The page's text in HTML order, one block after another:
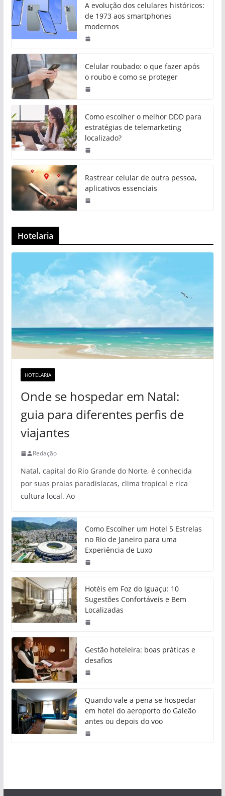
A evolução dos celulares históricos:
de 1973 aos smartphones
modernos
Celular roubado: o que fazer após
o roubo e como se proteger
Como escolher o melhor DDD para
estratégias de telemarketing
localizado?
Rastrear celular de outra pessoa,
aplicativos essenciais
Hotelaria
HOTELARIA
Onde se hospedar em Natal:
guia para diferentes perfis de
viajantes
Redação
Natal, capital do Rio Grande do Norte, é conhecida
por suas praias paradisíacas, clima tropical e rica
cultura local. Ao
Como Escolher um Hotel 5 Estrelas
no Rio de Janeiro para uma
Experiência de Luxo
Hotéis em Foz do Iguaçu: 10
Sugestões Confortáveis e Bem
Localizadas
Gestão hoteleira: boas práticas e
desafios
Quando vale a pena se hospedar
em hotel do aeroporto do Galeão
antes ou depois do voo